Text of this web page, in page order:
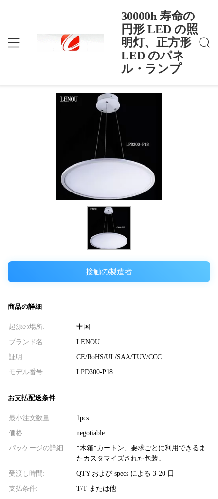
30000h 寿命の
円形 LED の照
明灯、正方形
LED のパネ
ル・ランプ
ホーム
30000h 寿命の円形 LED の照明灯、正方形 LED
のパネル・ランプ
30000h 寿命の円形 LED の照明灯、正
方形 LED のパネル・ランプ
接触の製造者
商品の詳細
起源の場所: 中国
ブランド名: LENOU
証明: CE/RoHS/UL/SAA/TUV/CCC
モデル番号: LPD300-P18
お支払配送条件
最小注文数量: 1pcs
価格: negotiable
パッケージの詳細:
*木箱*カートン、要求ごとに利用できるま
たカスタマイズされた包装。
受渡し時間: QTY および specs による 3-20 日
支払条件: T/T または他